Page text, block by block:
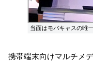
当面はモバキャスの唯
携帯端末向けマルチメ